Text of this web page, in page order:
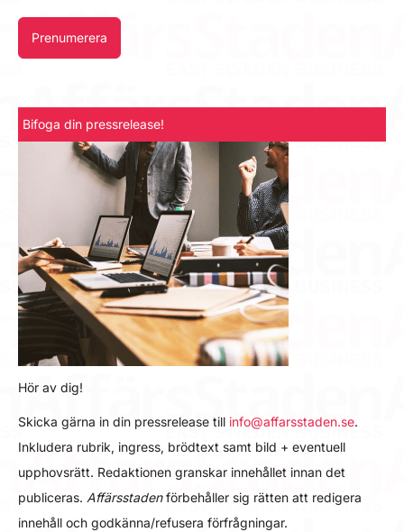
Prenumerera
Bifoga din pressrelease!
Hör av dig!
Skicka gärna in din pressrelease till info@affarsstaden.se.
Inkludera rubrik, ingress, brödtext samt bild + eventuell
upphovsrätt. Redaktionen granskar innehållet innan det
publiceras. Affärsstadenförbehåller sig rätten att redigera
innehåll och godkänna/refusera förfrågningar.